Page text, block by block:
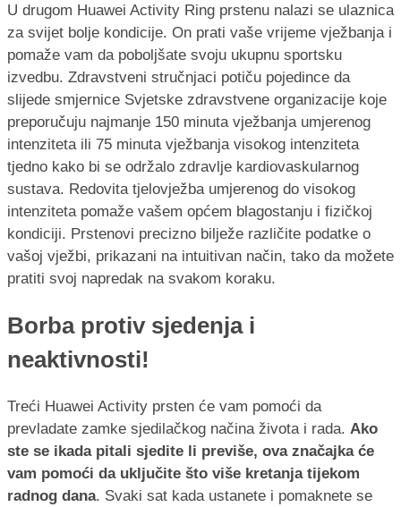
U drugom Huawei Activity Ring prstenu nalazi se ulaznica
za svijet bolje kondicije. On prati vaše vrijeme vježbanja i
pomaže vam da poboljšate svoju ukupnu sportsku
izvedbu. Zdravstveni stručnjaci potiču pojedince da
slijede smjernice Svjetske zdravstvene organizacije koje
preporučuju najmanje 150 minuta vježbanja umjerenog
intenziteta ili 75 minuta vježbanja visokog intenziteta
tjedno kako bi se održalo zdravlje kardiovaskularnog
sustava. Redovita tjelovježba umjerenog do visokog
intenziteta pomaže vašem općem blagostanju i fizičkoj
kondiciji. Prstenovi precizno bilježe različite podatke o
vašoj vježbi, prikazani na intuitivan način, tako da možete
pratiti svoj napredak na svakom koraku.
Borba protiv sjedenja i
neaktivnosti!
Treći Huawei Activity prsten će vam pomoći da
prevladate zamke sjedilačkog načina života i rada. Ako
ste se ikada pitali sjedite li previše, ova značajka će
vam pomoći da uključite što više kretanja tijekom
radnog dana. Svaki sat kada ustanete i pomaknete se